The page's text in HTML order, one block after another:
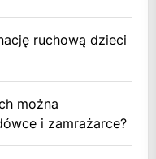
ruchową dzieci
można
i zamrażarce?